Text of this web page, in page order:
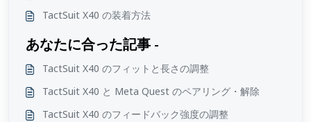
TactSuit X40 の装着方法
あなたに合った記事 -
TactSuit X40 のフィットと長さの調整
TactSuit X40 と Meta Quest のペアリング・解除
TactSuit X40 のフィードバック強度の調整